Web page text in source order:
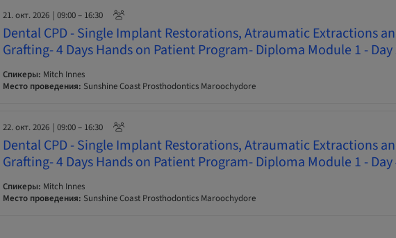
21. окт. 2026 | 09:00 – 16:30
Dental CPD - Single Implant Restorations, Atraumatic Extractions
Grafting- 4 Days Hands on Patient Program- Diploma Module 1 - Day
Спикеры: Mitch Innes
Место проведения: Sunshine Coast Prosthodontics Maroochydore
22. окт. 2026 | 09:00 – 16:30
Dental CPD - Single Implant Restorations, Atraumatic Extractions
Grafting- 4 Days Hands on Patient Program- Diploma Module 1 - Day
Спикеры: Mitch Innes
Место проведения: Sunshine Coast Prosthodontics Maroochydore